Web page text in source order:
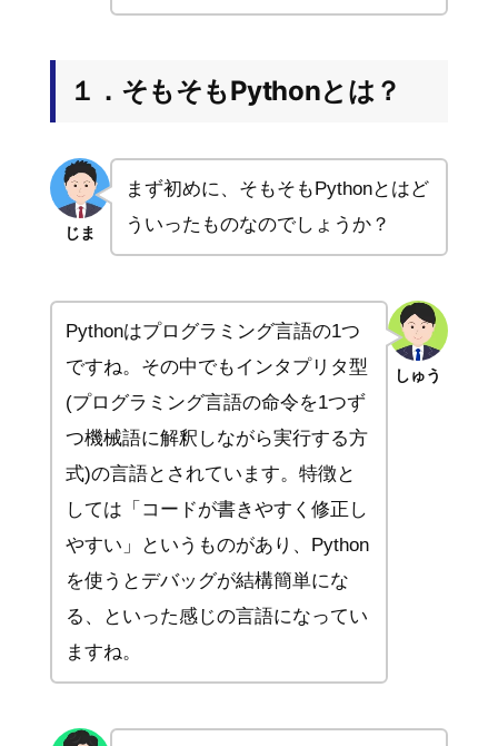
１．そもそもPythonとは？
じま
まず初めに、そもそもPythonとはど
ういったものなのでしょうか？
しゅう
Pythonはプログラミング言語の1つ
ですね。その中でもインタプリタ型
(プログラミング言語の命令を1つず
つ機械語に解釈しながら実行する方
式)の言語とされています。特徴と
しては「コードが書きやすく修正し
やすい」というものがあり、Python
を使うとデバッグが結構簡単にな
る、といった感じの言語になってい
ますね。